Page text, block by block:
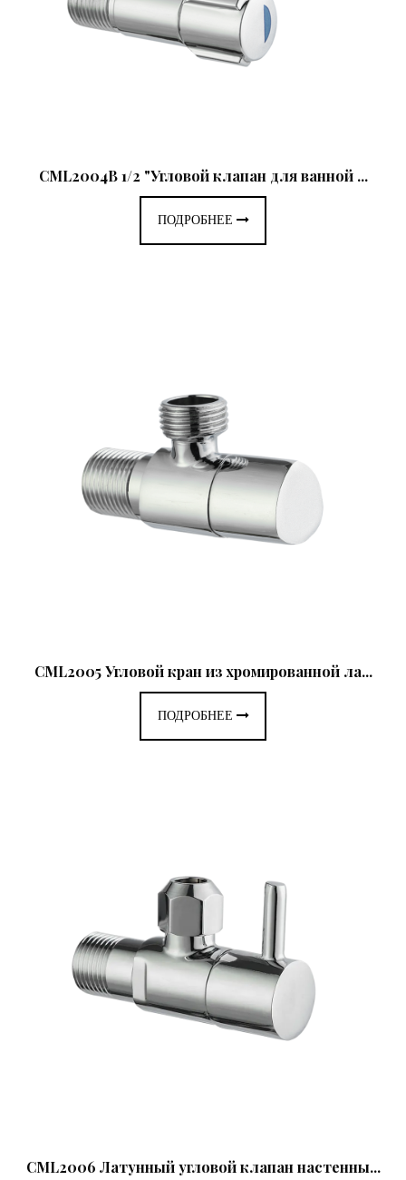
CML2004B 1/2 "Угловой клапан для ванной ...
ПОДРОБНЕЕ
CML2005 Угловой кран из хромированной ла...
ПОДРОБНЕЕ
CML2006 Латунный угловой клапан настенны...